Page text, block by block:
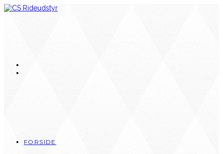
Skip
FORSIDE